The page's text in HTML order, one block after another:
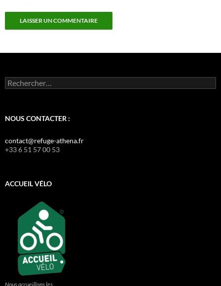
Rechercher :
NOUS CONTACTER :
contact@refuge-athena.fr
+33 6 51 57 00 53
ACCUEIL VÉLO
Nous accueillons les